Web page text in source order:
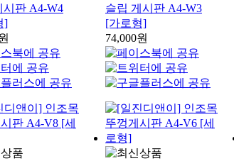
시판 A4-W4
]
슬립 게시판 A4-W3
[가로형]
74,000원